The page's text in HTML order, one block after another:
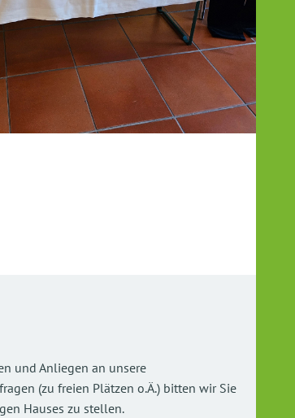
und Anliegen an unsere
(zu freien Plätzen o.Ä.) bitten wir Sie
Hauses zu stellen.